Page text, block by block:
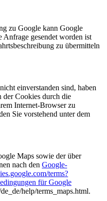
zu Google kann Google
gesendet worden ist
zu übermitteln
einverstanden sind, haben
Cookies durch die
Internet-Browser zu
Sie vorstehend unter dem
Maps sowie der über
nach den Google-
terms?
für Google
help/terms_maps.html.